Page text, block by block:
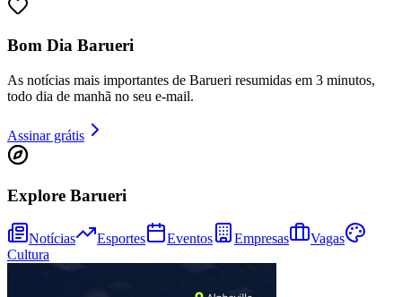
Vitória
Bom Dia Barueri
As notícias mais importantes de Barueri resumidas em 3 minutos,
todo dia de manhã no seu e-mail.
Assinar grátis
Explore Barueri
Notícias Esportes Eventos Empresas
Vagas
Cultura